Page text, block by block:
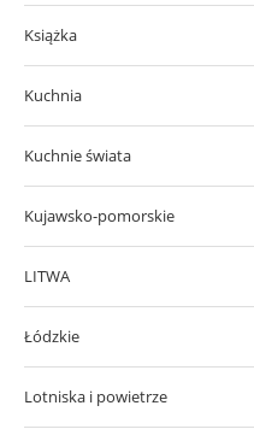
Książka
Kuchnia
Kuchnie świata
Kujawsko-pomorskie
LITWA
Łódzkie
Lotniska i powietrze